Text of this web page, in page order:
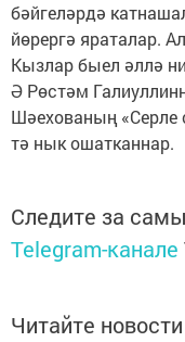
бәйгеләрдә
йөрергә яраталар.
Кызлар быел әллә
Ә Рөстәм
Шәехованың «Серле
тә нык ошатканнар.
Следите за
Telegram-канале
Читайте